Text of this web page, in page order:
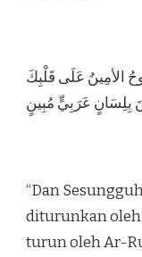
الأمِينُ عَلَى قَلْبِكَ
بِلِسَانٍ عَرَبِيٍّ مُبِينٍ
“Dan
diturunkan oleh
turun oleh Ar-